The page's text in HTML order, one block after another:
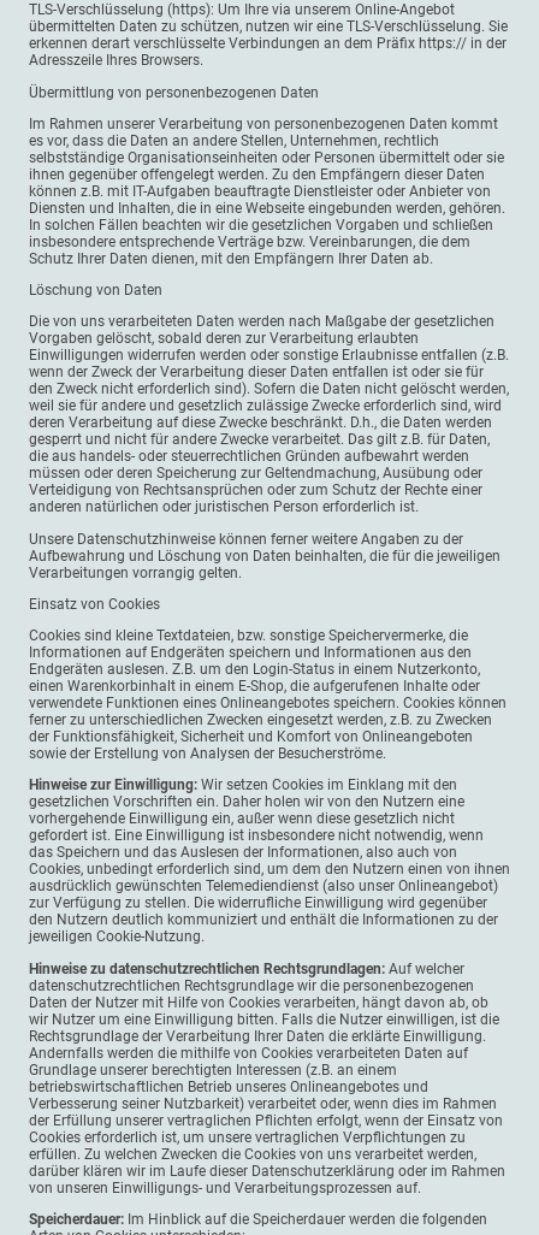
TLS-Verschlüsselung (https): Um Ihre via unserem Online-Angebot
übermittelten Daten zu schützen, nutzen wir eine TLS-Verschlüsselung. Sie
erkennen derart verschlüsselte Verbindungen an dem Präfix https:// in der
Adresszeile Ihres Browsers.
Übermittlung von personenbezogenen Daten
Im Rahmen unserer Verarbeitung von personenbezogenen Daten kommt
es vor, dass die Daten an andere Stellen, Unternehmen, rechtlich
selbstständige Organisationseinheiten oder Personen übermittelt oder sie
ihnen gegenüber offengelegt werden. Zu den Empfängern dieser Daten
können z.B. mit IT-Aufgaben beauftragte Dienstleister oder Anbieter von
Diensten und Inhalten, die in eine Webseite eingebunden werden, gehören.
In solchen Fällen beachten wir die gesetzlichen Vorgaben und schließen
insbesondere entsprechende Verträge bzw. Vereinbarungen, die dem
Schutz Ihrer Daten dienen, mit den Empfängern Ihrer Daten ab.
Löschung von Daten
Die von uns verarbeiteten Daten werden nach Maßgabe der gesetzlichen
Vorgaben gelöscht, sobald deren zur Verarbeitung erlaubten
Einwilligungen widerrufen werden oder sonstige Erlaubnisse entfallen (z.B.
wenn der Zweck der Verarbeitung dieser Daten entfallen ist oder sie für
den Zweck nicht erforderlich sind). Sofern die Daten nicht gelöscht werden,
weil sie für andere und gesetzlich zulässige Zwecke erforderlich sind, wird
deren Verarbeitung auf diese Zwecke beschränkt. D.h., die Daten werden
gesperrt und nicht für andere Zwecke verarbeitet. Das gilt z.B. für Daten,
die aus handels- oder steuerrechtlichen Gründen aufbewahrt werden
müssen oder deren Speicherung zur Geltendmachung, Ausübung oder
Verteidigung von Rechtsansprüchen oder zum Schutz der Rechte einer
anderen natürlichen oder juristischen Person erforderlich ist.
Unsere Datenschutzhinweise können ferner weitere Angaben zu der
Aufbewahrung und Löschung von Daten beinhalten, die für die jeweiligen
Verarbeitungen vorrangig gelten.
Einsatz von Cookies
Cookies sind kleine Textdateien, bzw. sonstige Speichervermerke, die
Informationen auf Endgeräten speichern und Informationen aus den
Endgeräten auslesen. Z.B. um den Login-Status in einem Nutzerkonto,
einen Warenkorbinhalt in einem E-Shop, die aufgerufenen Inhalte oder
verwendete Funktionen eines Onlineangebotes speichern. Cookies können
ferner zu unterschiedlichen Zwecken eingesetzt werden, z.B. zu Zwecken
der Funktionsfähigkeit, Sicherheit und Komfort von Onlineangeboten
sowie der Erstellung von Analysen der Besucherströme.
Hinweise zur Einwilligung: Wir setzen Cookies im Einklang mit den
gesetzlichen Vorschriften ein. Daher holen wir von den Nutzern eine
vorhergehende Einwilligung ein, außer wenn diese gesetzlich nicht
gefordert ist. Eine Einwilligung ist insbesondere nicht notwendig, wenn
das Speichern und das Auslesen der Informationen, also auch von
Cookies, unbedingt erforderlich sind, um dem den Nutzern einen von ihnen
ausdrücklich gewünschten Telemediendienst (also unser Onlineangebot)
zur Verfügung zu stellen. Die widerrufliche Einwilligung wird gegenüber
den Nutzern deutlich kommuniziert und enthält die Informationen zu der
jeweiligen Cookie-Nutzung.
Hinweise zu datenschutzrechtlichen Rechtsgrundlagen: Auf welcher
datenschutzrechtlichen Rechtsgrundlage wir die personenbezogenen
Daten der Nutzer mit Hilfe von Cookies verarbeiten, hängt davon ab, ob
wir Nutzer um eine Einwilligung bitten. Falls die Nutzer einwilligen, ist die
Rechtsgrundlage der Verarbeitung Ihrer Daten die erklärte Einwilligung.
Andernfalls werden die mithilfe von Cookies verarbeiteten Daten auf
Grundlage unserer berechtigten Interessen (z.B. an einem
betriebswirtschaftlichen Betrieb unseres Onlineangebotes und
Verbesserung seiner Nutzbarkeit) verarbeitet oder, wenn dies im Rahmen
der Erfüllung unserer vertraglichen Pflichten erfolgt, wenn der Einsatz von
Cookies erforderlich ist, um unsere vertraglichen Verpflichtungen zu
erfüllen. Zu welchen Zwecken die Cookies von uns verarbeitet werden,
darüber klären wir im Laufe dieser Datenschutzerklärung oder im Rahmen
von unseren Einwilligungs- und Verarbeitungsprozessen auf.
Speicherdauer: Im Hinblick auf die Speicherdauer werden die folgenden